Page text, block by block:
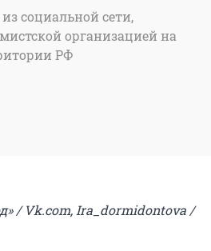
социальной сети,
организацией на
РФ
/ Vk.com, Ira_dormidontova /